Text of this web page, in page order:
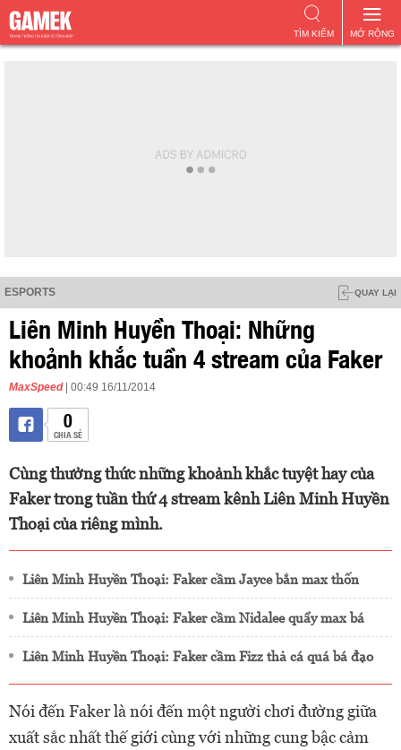
MỞ RỘNG
TÌM KIẾM
ESPORTS QUAY LẠI
Liên Minh Huyền Thoại: Những
khoảnh khắc tuần 4 stream của Faker
MaxSpeed | 00:49 16/11/2014
0
CHIA SẺ
Cùng thưởng thức những khoảnh khắc tuyệt hay của
Faker trong tuần thứ 4 stream kênh Liên Minh Huyền
Thoại của riêng mình.
Liên Minh Huyền Thoại: Faker cầm Jayce bắn max thốn
Liên Minh Huyền Thoại: Faker cầm Nidalee quẩy max bá
Liên Minh Huyền Thoại: Faker cầm Fizz thả cá quá bá đạo
Nói đến Faker là nói đến một người chơi đường giữa
xuất sắc nhất thế giới cùng với những cung bậc cảm